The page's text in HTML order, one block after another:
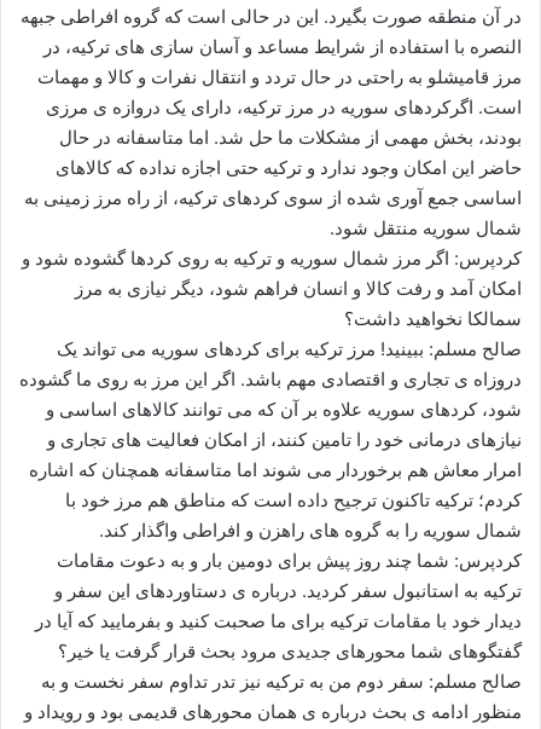
در آن منطقه صورت بگیرد. این در حالی است که گروه افراطی جبهه
النصره با استفاده از شرایط مساعد و آسان سازی های ترکیه، در
مرز قامیشلو به راحتی در حال تردد و انتقال نفرات و کالا و مهمات
است. اگرکردهای سوریه در مرز ترکیه، دارای یک دروازه ی مرزی
بودند، بخش مهمی از مشکلات ما حل شد. اما متاسفانه در حال
حاضر این امکان وجود ندارد و ترکیه حتی اجازه نداده که کالاهای
اساسی جمع آوری شده از سوی کردهای ترکیه، از راه مرز زمینی به
شمال سوریه منتقل شود.
کردپرس: اگر مرز شمال سوریه و ترکیه به روی کردها گشوده شود و
امکان آمد و رفت کالا و انسان فراهم شود، دیگر نیازی به مرز
سمالکا نخواهید داشت؟
صالح مسلم: ببینید! مرز ترکیه برای کردهای سوریه می تواند یک
دروزاه ی تجاری و اقتصادی مهم باشد. اگر این مرز به روی ما گشوده
شود، کردهای سوریه علاوه بر آن که می توانند کالاهای اساسی و
نیازهای درمانی خود را تامین کنند، از امکان فعالیت های تجاری و
امرار معاش هم برخوردار می شوند اما متاسفانه همچنان که اشاره
کردم؛ ترکیه تاکنون ترجیح داده است که مناطق هم مرز خود با
شمال سوریه را به گروه های راهزن و افراطی واگذار کند.
کردپرس: شما چند روز پیش برای دومین بار و به دعوت مقامات
ترکیه به استانبول سفر کردید. درباره ی دستاوردهای این سفر و
دیدار خود با مقامات ترکیه برای ما صحبت کنید و بفرمایید که آیا در
گفتگوهای شما محورهای جدیدی مرود بحث قرار گرفت یا خیر؟
صالح مسلم: سفر دوم من به ترکیه نیز تدر تداوم سفر نخست و به
منظور ادامه ی بحث درباره ی همان محورهای قدیمی بود و رویداد و